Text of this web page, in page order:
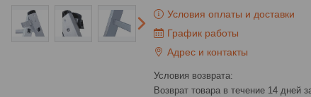
Условия оплаты и доставки
График работы
Адрес и контакты
возврат товара в течение 14 дней